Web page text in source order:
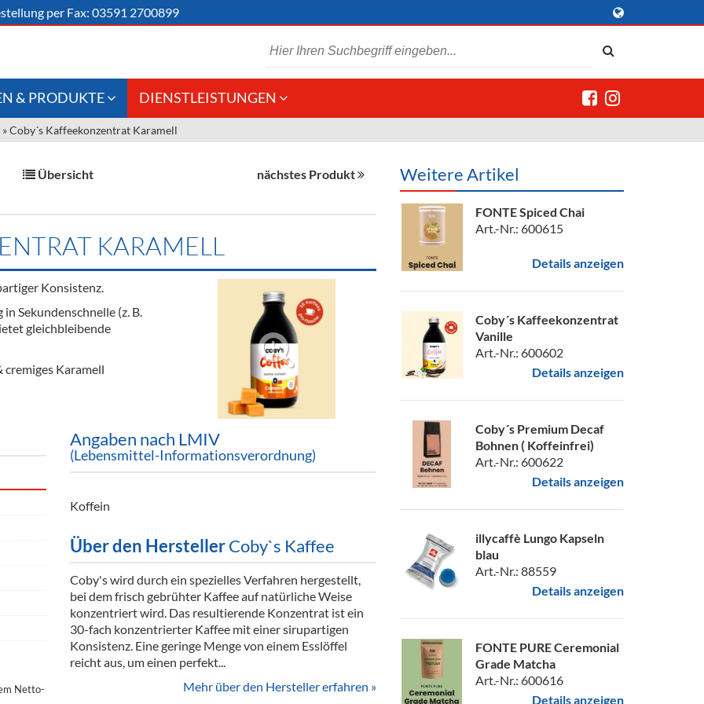
per Fax: 03591 2700899
Gastronomie
Großhandel
& PRODUKTE
Getränke
& Desinfektion
DIENSTLEISTUNGEN
Kommisionskauf &
»Coby´s Kaffeekonzentrat Karamell
Übersicht nächstes Produkt
KARAMELL
Konsistenz.
Sekundenschnelle (z. B.
gleichbleibende
cremiges Karamell
Netto-
Angaben nach LMIV
(Lebensmittel-Informationsverordnung)
Koffein
Über den HerstellerCoby`s Kaffee
Coby's wird durch ein spezielles Verfahren hergestellt,
bei dem frisch gebrühter Kaffee auf natürliche Weise
konzentriert wird. Das resultierende Konzentrat ist ein
30-fach konzentrierter Kaffee mit einer sirupartigen
Konsistenz. Eine geringe Menge von einem Esslöffel
reicht aus, um einen perfekt...
Mehr über den Hersteller erfahren »
Weitere Artikel
FONTE Spiced Chai
Art.-Nr.: 600615
Details anzeigen
Coby´s Kaffeekonzentrat
Vanille
Art.-Nr.: 600602
Details anzeigen
Coby´s Premium Decaf
Bohnen ( Koffeinfrei)
Art.-Nr.: 600622
Details anzeigen
illycaffè Lungo Kapseln
blau
Art.-Nr.: 88559
Details anzeigen
FONTE PURE Ceremonial
Grade Matcha
Art.-Nr.: 600616
Details anzeigen